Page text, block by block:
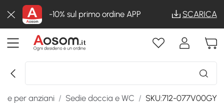
-10% sul primo ordine APP SCARICA
e per anziani / Sedie doccia e WC / SKU:712-077V00GY